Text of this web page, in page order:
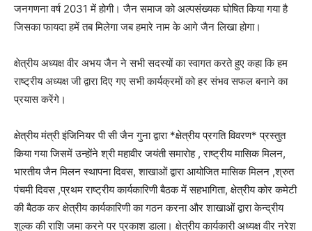
जनगणना वर्ष 2031 में होगी। जैन समाज को अल्पसंख्यक घोषित किया गया है
जिसका फायदा हमें तब मिलेगा जब हमारे नाम के आगे जैन लिखा होगा।
क्षेत्रीय अध्यक्ष वीर अभय जैन ने सभी सदस्यों का स्वागत करते हुए कहा कि हम
राष्ट्रीय अध्यक्ष जी द्वारा दिए गए सभी कार्यक्रमों को हर संभव सफल बनाने का
प्रयास करेंगे।
क्षेत्रीय मंत्री इंजिनियर पी सी जैन गुना द्वारा *क्षेत्रीय प्रगति विवरण* प्रस्तुत
किया गया जिसमें उन्होंने श्री महावीर जयंती समारोह , राष्ट्रीय मासिक मिलन,
भारतीय जैन मिलन स्थापना दिवस, शाखाओं द्वारा आयोजित मासिक मिलन ,श्रुत
पंचमी दिवस ,प्रथम राष्ट्रीय कार्यकारिणी बैठक में सहभागिता, क्षेत्रीय कोर कमेटी
की बैठक कर क्षेत्रीय कार्यकारिणी का गठन करना और शाखाओं द्वारा केन्द्रीय
शुल्क की राशि जमा करने पर प्रकाश डाला। क्षेत्रीय कार्यकारी अध्यक्ष वीर नरेश